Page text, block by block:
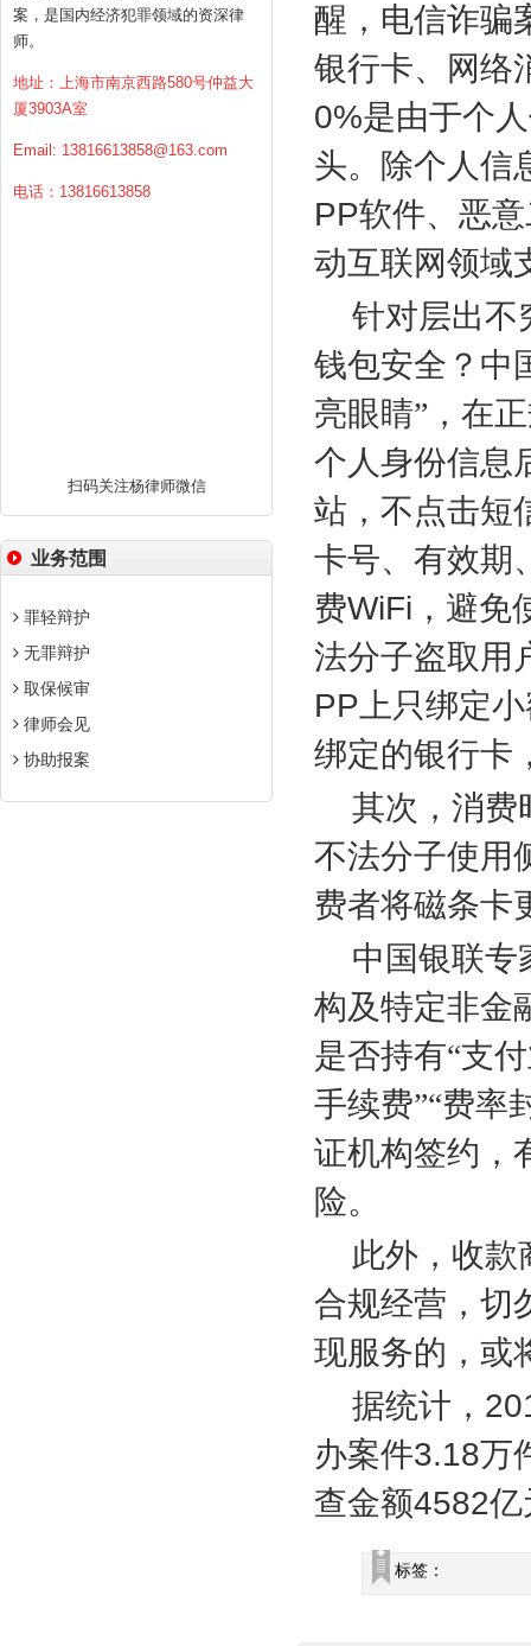
案，是国内经济犯罪领域的资深律
师。
地址：上海市南京西路580号仲益大
厦3903A室
Email: 13816613858@163.com
电话：13816613858
扫码关注杨律师微信
业务范围
罪轻辩护
无罪辩护
取保候审
律师会见
协助报案
醒，电信诈骗
银行卡、网络
0%是由于个
头。除个人信
PP软件、恶
动互联网领域
针对层出不
钱包安全？中
亮眼睛”，在
个人身份信息
站，不点击短
卡号、有效期
费WiFi ，避免
法分子盗取用
PP 上只绑定
绑定的银行卡
其次，消费
不法分子使用
费者将磁条卡
中国银联专
构及特定非金
是否持有“支
手续费”“费率
证机构签约，
险。
此外，收款
合规经营，切
现服务的，或
据统计，
办案件3.18万
查金额4582亿
标签：